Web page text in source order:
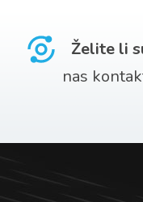
Želite li
nas